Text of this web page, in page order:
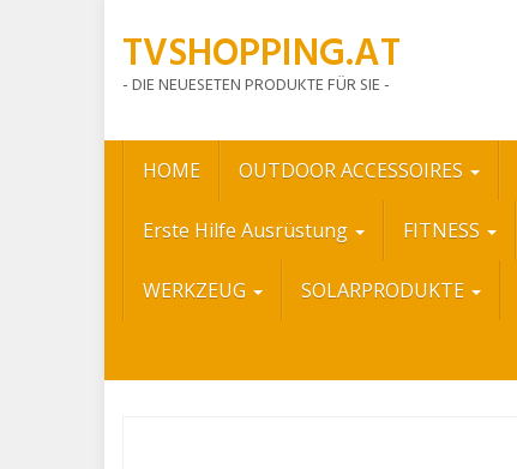
TVSHOPPING.AT
- DIE NEUESETEN PRODUKTE FÜR SIE -
HOME OUTDOOR ACCESSOIRES
Erste Hilfe Ausrüstung FITNESS
WERKZEUG SOLARPRODUKTE